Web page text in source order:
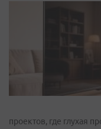
проектов, где глухая